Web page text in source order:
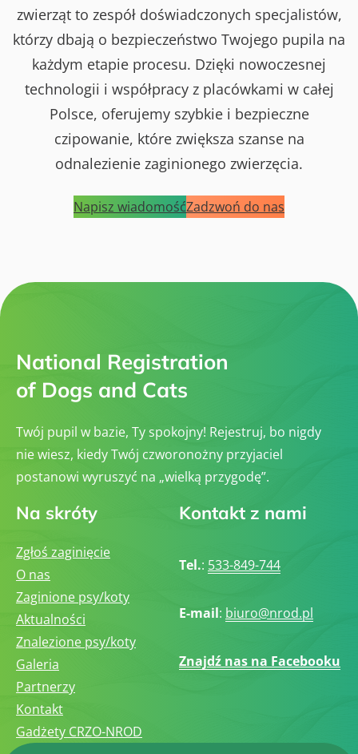
zwierząt to zespół doświadczonych specjalistów,
którzy dbają o bezpieczeństwo Twojego pupila na
każdym etapie procesu. Dzięki nowoczesnej
technologii i współpracy z placówkami w całej
Polsce, oferujemy szybkie i bezpieczne
czipowanie, które zwiększa szanse na
odnalezienie zaginionego zwierzęcia.
Napisz wiadomośćZadzwoń do nas
National Registration
of Dogs and Cats
Twój pupil w bazie, Ty spokojny! Rejestruj, bo nigdy
nie wiesz, kiedy Twój czworonożny przyjaciel
postanowi wyruszyć na „wielką przygodę”.
Na skróty
Zgłoś zaginięcie
O nas
Zaginione psy/koty
Aktualności
Znalezione psy/koty
Galeria
Partnerzy
Kontakt
Gadżety CRZO-NROD
Kontakt z nami
Tel.: 533-849-744
E-mail: biuro@nrod.pl
Znajdź nas na Facebooku